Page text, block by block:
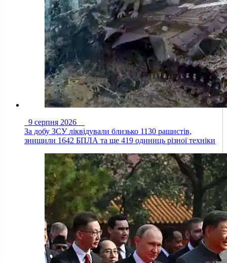
9 серпня 2026
За добу ЗСУ ліквідували близько 1130 рашистів,
знищили 1642 БПЛА та ще 419 одиниць різної техніки